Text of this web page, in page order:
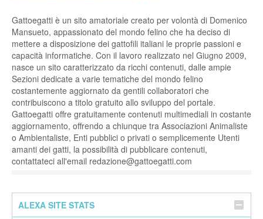
Gattoegatti è un sito amatoriale creato per volontà di Domenico
Mansueto, appassionato del mondo felino che ha deciso di
mettere a disposizione dei gattofili italiani le proprie passioni e
capacità informatiche. Con il lavoro realizzato nel Giugno 2009,
nasce un sito caratterizzato da ricchi contenuti, dalle ampie
Sezioni dedicate a varie tematiche del mondo felino
costantemente aggiornato da gentili collaboratori che
contribuiscono a titolo gratuito allo sviluppo del portale.
Gattoegatti offre gratuitamente contenuti multimediali in costante
aggiornamento, offrendo a chiunque tra Associazioni Animaliste
o Ambientaliste, Enti pubblici o privati o semplicemente Utenti
amanti dei gatti, la possibilità di pubblicare contenuti,
contattateci all'email redazione@gattoegatti.com
ALEXA SITE STATS